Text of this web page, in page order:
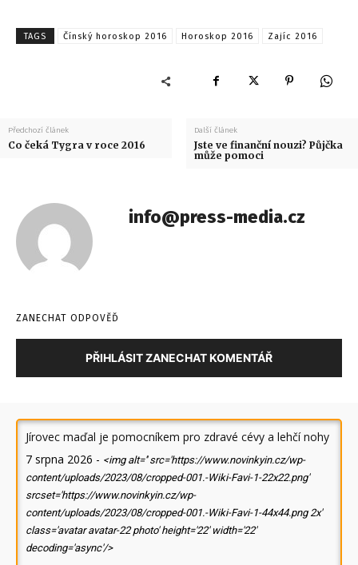
TAGS Čínský horoskop 2016 Horoskop 2016 Zajíc 2016
Předchozí článek
Co čeká Tygra v roce 2016
Další článek
Jste ve finanční nouzi? Půjčka
může pomoci
info@press-media.cz
ZANECHAT ODPOVĚĎ
PŘIHLÁSIT ZANECHAT KOMENTÁŘ
Jírovec maďal je pomocníkem pro zdravé cévy a lehčí nohy
7 srpna 2026 - <img alt='' src='https://www.novinkyin.cz/wp-
content/uploads/2023/08/cropped-001.-Wiki-Favi-1-22x22.png'
srcset='https://www.novinkyin.cz/wp-
content/uploads/2023/08/cropped-001.-Wiki-Favi-1-44x44.png 2x'
class='avatar avatar-22 photo' height='22' width='22'
decoding='async'/>